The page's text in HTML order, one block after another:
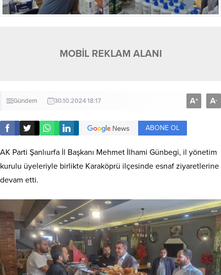
MOBİL REKLAM ALANI
Gündem 30.10.2024 18:17 A+ A-
ABONE OL
AK Parti Şanlıurfa İl Başkanı Mehmet İlhami Günbegi, il yönetim
kurulu üyeleriyle birlikte Karaköprü ilçesinde esnaf ziyaretlerine
devam etti.